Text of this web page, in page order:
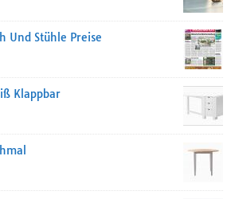
Und Stühle Preise
Klappbar